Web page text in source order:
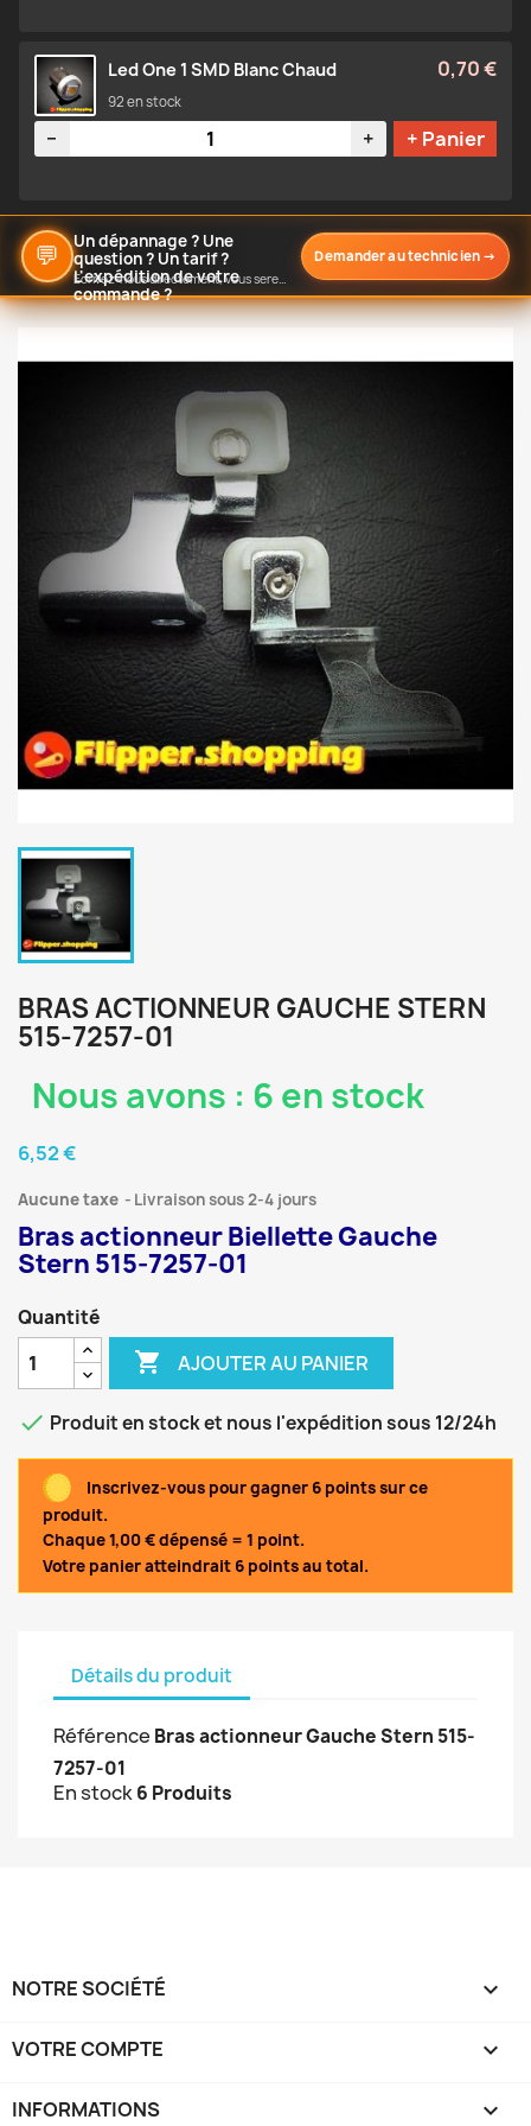
Led One 1 SMD Blanc Chaud 0,70 €
92 en stock
− + + Panier
💬
Un dépannage ? Une
question ? Un tarif ?
L'expédition de votre
commande ?
Écrivez-nous directement, vous serez notifié de notre réponse
Demander au technicien →
BRAS ACTIONNEUR GAUCHE STERN
515-7257-01
Nous avons : 6 en stock
6,52 €
Aucune taxe Livraison sous 2-4 jours
Bras actionneur Biellette Gauche
Stern 515-7257-01
Quantité
 AJOUTER AU PANIER
 Produit en stock et nous l'expédition sous 12/24h
Inscrivez-vous pour gagner 6 points sur ce
produit.
Chaque 1,00 € dépensé = 1 point.
Votre panier atteindrait 6 points au total.
Détails du produit
Référence Bras actionneur Gauche Stern 515-
7257-01
En stock6 Produits
NOTRE SOCIÉTÉ 
VOTRE COMPTE 
INFORMATIONS keyboard_arrow_down